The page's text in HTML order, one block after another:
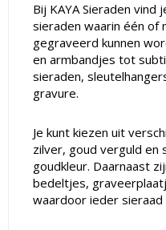
Bij KAYA Sieraden
sieraden waarin één of
gegraveerd kunnen
en armbandjes tot
sieraden,
gravure.
Je kunt kiezen uit
zilver, goud verguld en
goudkleur. Daarnaast
bedeltjes,
waardoor ieder